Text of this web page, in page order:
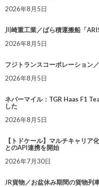
2026年8月5日
川崎重工業／ばら積運搬船「
2026年8月5日
フジトランスコーポレーション
2026年8月5日
ネバーマイル：TGR Haas F1
した
2026年8月5日
【トドケール】マルチキャリ
とのAPI連携を開始
2026年7月30日
JR貨物／お盆休み期間の貨物列